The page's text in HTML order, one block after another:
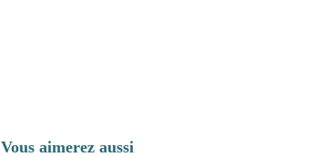
Vous aimerez aussi